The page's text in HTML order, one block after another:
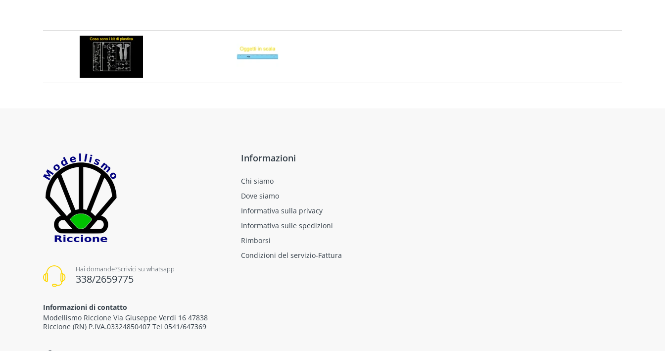
Hai domande?Scrivici su whatsapp
338/2659775
Informazioni di contatto
Modellismo Riccione Via Giuseppe Verdi 16 47838
Riccione (RN) P.IVA.03324850407 Tel 0541/647369
Informazioni
Chi siamo
Dove siamo
Informativa sulla privacy
Informativa sulle spedizioni
Rimborsi
Condizioni del servizio-Fattura